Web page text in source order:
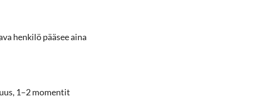
hen­ki­lö pää­see aina
1–2 mo­men­tit